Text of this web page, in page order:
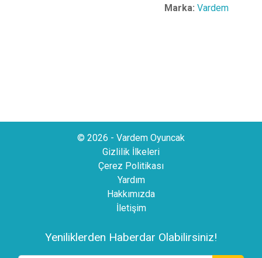
Marka: Vardem
© 2026 - Vardem Oyuncak
Gizlilik İlkeleri
Çerez Politikası
Yardım
Hakkımızda
İletişim
Yeniliklerden Haberdar Olabilirsiniz!